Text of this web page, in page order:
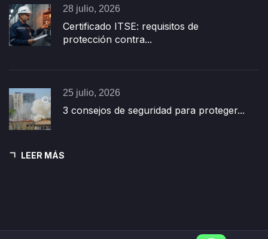
28 julio, 2026
Certificado ITSE: requisitos de
protección contra...
25 julio, 2026
3 consejos de seguridad para proteger...
LEER MÁS